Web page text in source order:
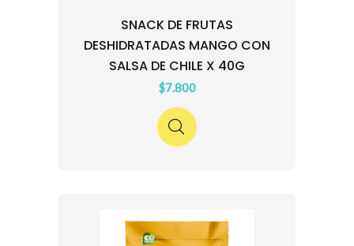
SNACK DE FRUTAS
DESHIDRATADAS MANGO CON
SALSA DE CHILE X 40G
$7.800